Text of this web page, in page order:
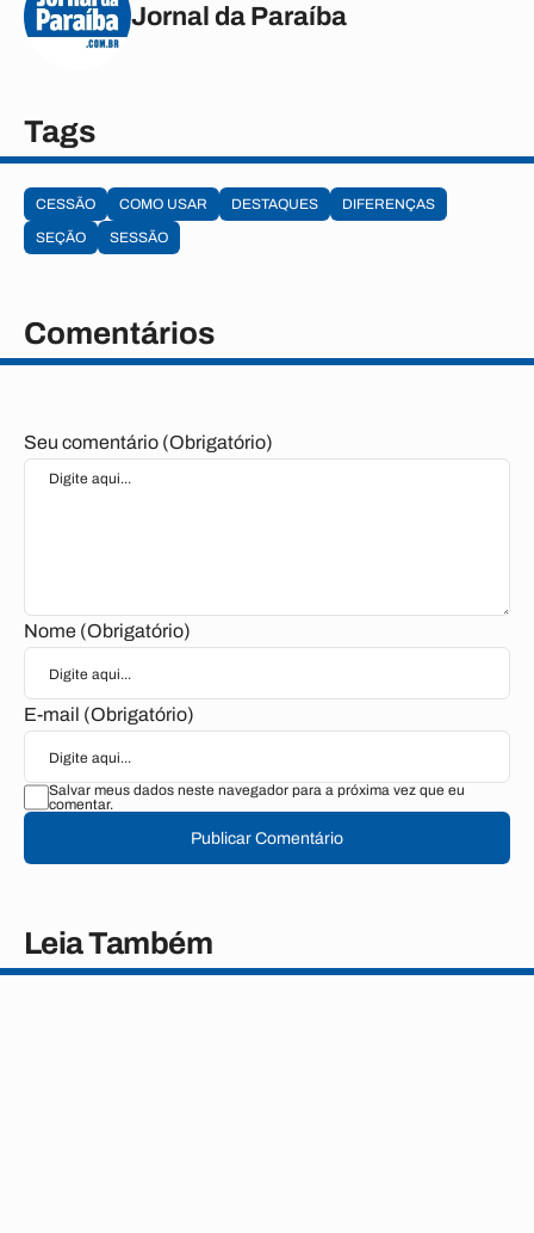
Jornal da Paraíba
Tags
CESSÃO COMO USAR DESTAQUES
DIFERENÇAS
SEÇÃO
SESSÃO
Comentários
Seu comentário (Obrigatório)
Nome (Obrigatório)
E-mail (Obrigatório)
Salvar meus dados neste navegador para a próxima vez que eu
comentar.
Publicar Comentário
Leia Também